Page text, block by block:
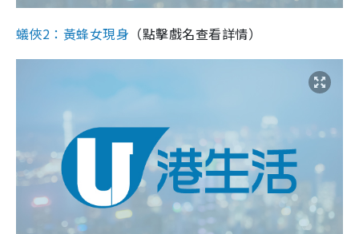
蟻俠2：黃蜂女現身 （點擊戲名查看詳情）